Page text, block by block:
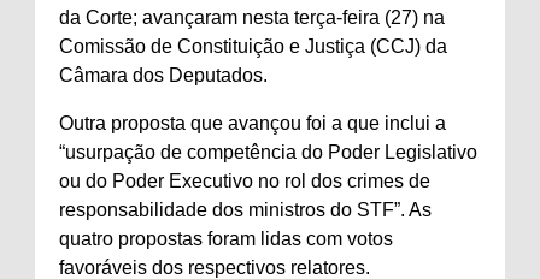
da Corte; avançaram nesta terça-feira (27) na
Comissão de Constituição e Justiça (CCJ) da
Câmara dos Deputados.
Outra proposta que avançou foi a que inclui a
“usurpação de competência do Poder Legislativo
ou do Poder Executivo no rol dos crimes de
responsabilidade dos ministros do STF”. As
quatro propostas foram lidas com votos
favoráveis dos respectivos relatores.